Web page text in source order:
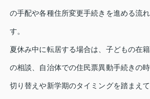
の手配や各種住所変更手続きを進める流
す。
夏休み中に転居する場合は、子どもの在
の相談、自治体での住民票異動手続きの
切り替えや新学期のタイミングを踏まえ